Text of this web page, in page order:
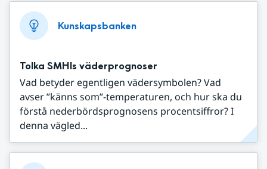
Kunskapsbanken
Tolka SMHIs väderprognoser
Vad betyder egentligen vädersymbolen? Vad
avser ”känns som”-temperaturen, och hur ska du
förstå nederbördsprognosens procentsiffror? I
denna vägled...